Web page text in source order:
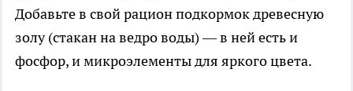
Добавьте в свой рацион подкормок древесную
золу (стакан на ведро воды) — в ней есть и
фосфор, и микроэлементы для яркого цвета.